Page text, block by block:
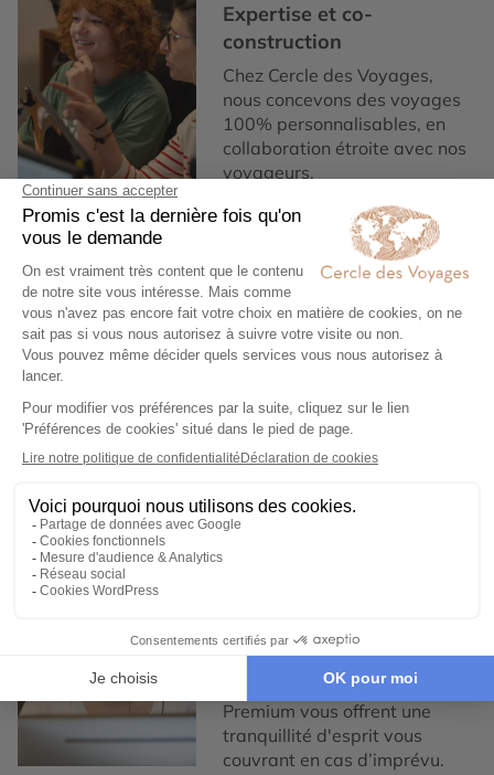
Expertise et co-
construction
Chez Cercle des Voyages,
nous concevons des voyages
100% personnalisables, en
collaboration étroite avec nos
voyageurs.
Engagement local et
responsabilité sociale
Nous collaborons
partenaires locaux de
confiance, pour un tourisme
authentique et de qualité.
Notre service de conciergerie
francophone est disponible,
7/7 et nos assurances
Premium vous offrent une
tranquillité d'esprit vous
couvrant en cas d’imprévu.